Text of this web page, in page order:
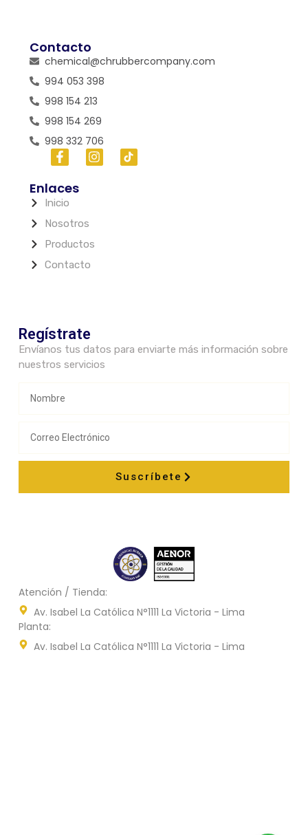
Atención / Tienda:
Av. Isabel La Católica N°1111 La Victoria - Lima
Planta:
Av. Isabel La Católica N°1111 La Victoria - Lima
Contacto
chemical@chrubbercompany.com
994 053 398
998 154 213
998 154 269
998 332 706
Enlaces
Inicio
Nosotros
Productos
Contacto
Regístrate
Envíanos tus datos para enviarte más información sobre
nuestros servicios
Suscríbete